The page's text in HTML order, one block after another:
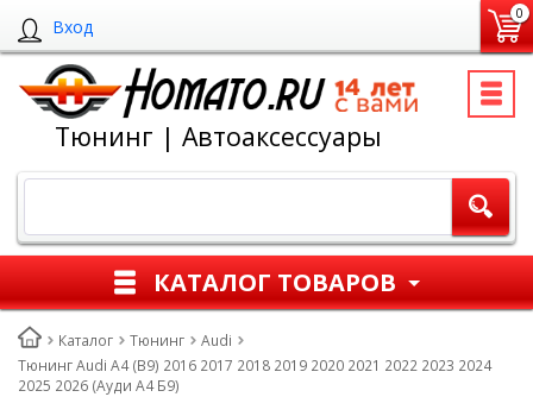
Вход
0
Тюнинг | Автоаксессуары
КАТАЛОГ ТОВАРОВ
Каталог Тюнинг
Audi
Тюнинг Audi A4 (B9) 2016 2017 2018 2019 2020 2021 2022 2023 2024
2025 2026 (Ауди А4 Б9)